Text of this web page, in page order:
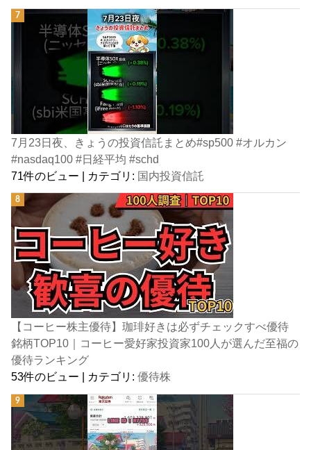
7月23日夜、きょうの投資信託まとめ#sp500 #オルカン
#nasdaq100 #日経平均 #schd
71件のビュー | カテゴリ: 国内投資信託
【コーヒー株主優待】珈琲好きは必ずチェックすべ優待
銘柄TOP10｜コーヒー愛好家投資家100人が選んだ至福の
優待ランキング
53件のビュー
カテゴリ:優待株